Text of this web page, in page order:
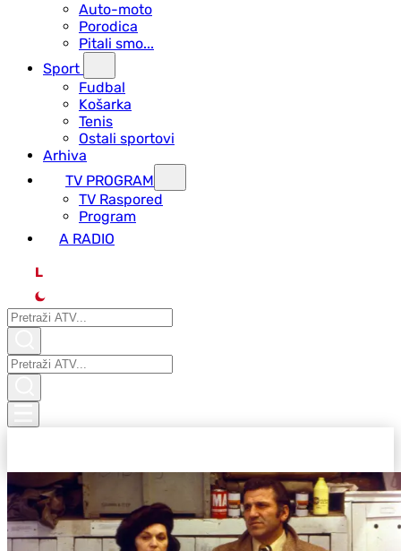
Auto-moto
Porodica
Pitali smo...
Sport
Fudbal
Košarka
Tenis
Ostali sportovi
Arhiva
TV PROGRAM
ТV Raspored
Program
A RADIO
L